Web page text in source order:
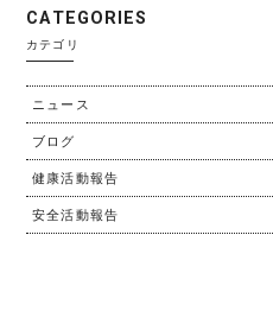
CAT EGO R ES
カテゴリ
ニュース
ブログ
健康活動報告
安全活動報告